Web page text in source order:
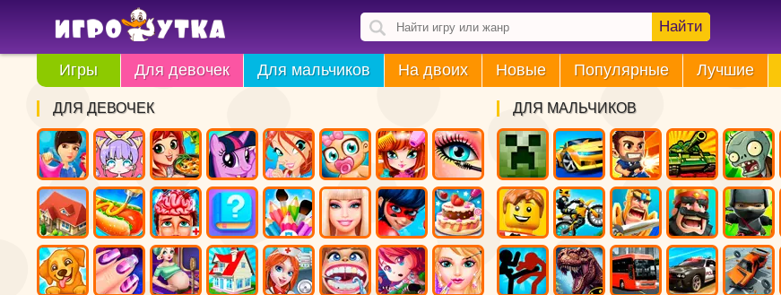
Найти
Игры Для девочек Для мальчиков На двоих Новые Популярные Лучшие
ДЛЯ МАЛЬЧИКОВ
ДЛЯ ДЕВОЧЕК